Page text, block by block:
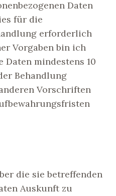
Daten
für die
erforderlich
Vorgaben bin ich
Daten mindestens 10
Behandlung
Vorschriften
die sie betreffenden
Auskunft zu